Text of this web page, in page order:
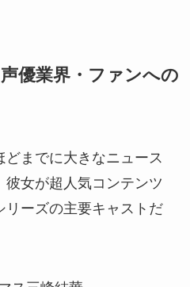
優業界・ファンへの
までに大きなニュース
女が超人気コンテンツ
リーズの主要キャストだ